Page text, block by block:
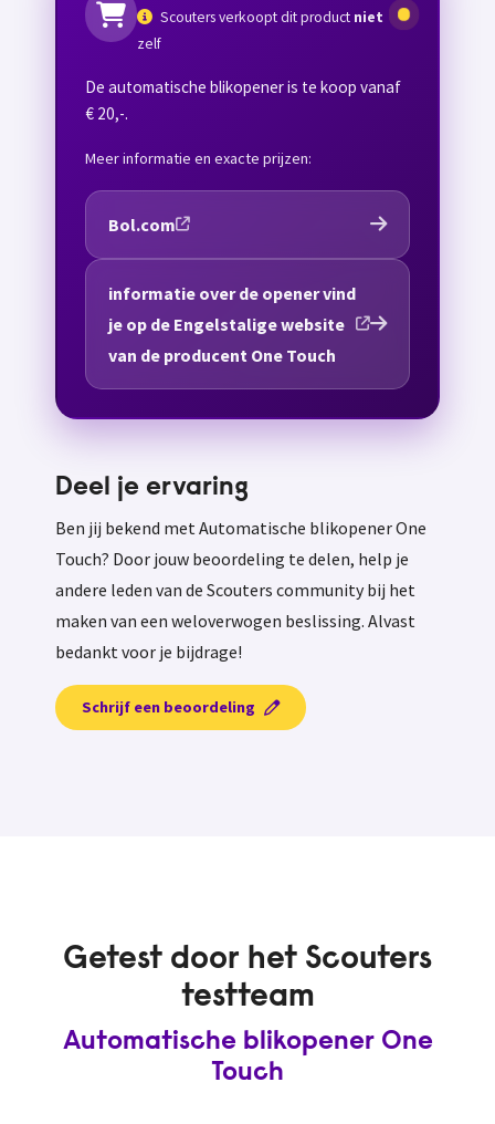
Scouters verkoopt dit product niet
zelf
De automatische blikopener is te koop vanaf
€ 20,-.
Meer informatie en exacte prijzen:
Bol.com
informatie over de opener vind
je op de Engelstalige website
van de producent One Touch
Deel je ervaring
Ben jij bekend met Automatische blikopener One
Touch? Door jouw beoordeling te delen, help je
andere leden van de Scouters community bij het
maken van een weloverwogen beslissing. Alvast
bedankt voor je bijdrage!
Schrijf een beoordeling
Getest door het Scouters
testteam
Automatische blikopener One
Touch